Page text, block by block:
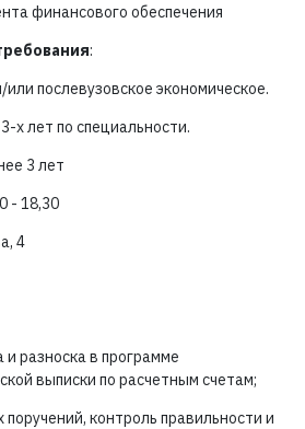
финансового обеспечения
:
послевузовское экономическое.
х лет по специальности.
3 лет
- 18,30
4
разноска в программе
выписки по расчетным счетам;
контроль правильности и